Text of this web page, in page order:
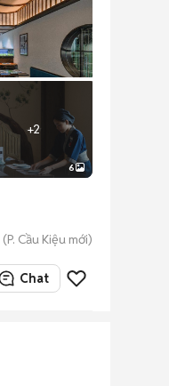
+2
6
(P. Cầu Kiệu mới)
Chat